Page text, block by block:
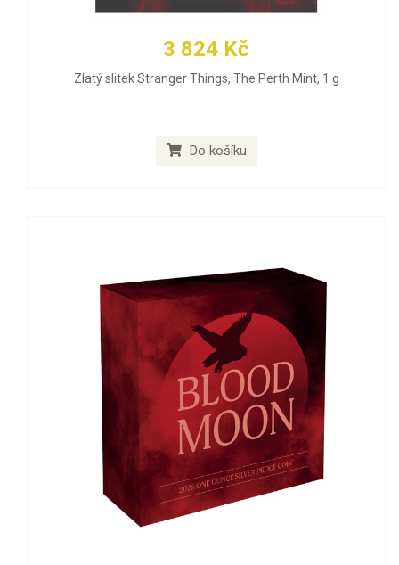
3 824 Kč
Zlatý slitek Stranger Things, The Perth Mint, 1 g
Do košíku